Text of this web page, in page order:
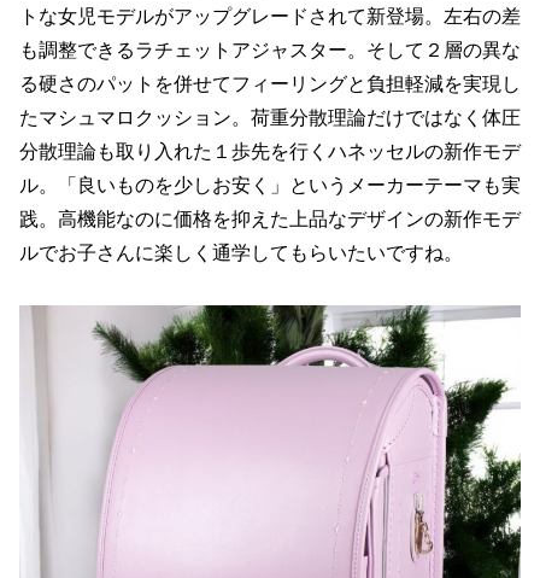
トな女児モデルがアップグレードされて新登場。左右の差
も調整できるラチェットアジャスター。そして２層の異な
る硬さのパットを併せてフィーリングと負担軽減を実現し
たマシュマロクッション。荷重分散理論だけではなく体圧
分散理論も取り入れた１歩先を行くハネッセルの新作モデ
ル。「良いものを少しお安く」というメーカーテーマも実
践。高機能なのに価格を抑えた上品なデザインの新作モデ
ルでお子さんに楽しく通学してもらいたいですね。